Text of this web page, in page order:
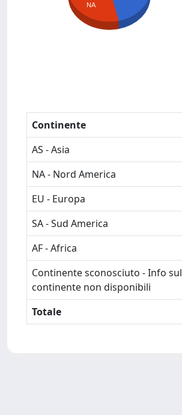
NA
Continente
AS - Asia
NA - Nord America
EU - Europa
SA - Sud America
AF - Africa
Continente sconosciuto - Info sul
continente non disponibili
Totale